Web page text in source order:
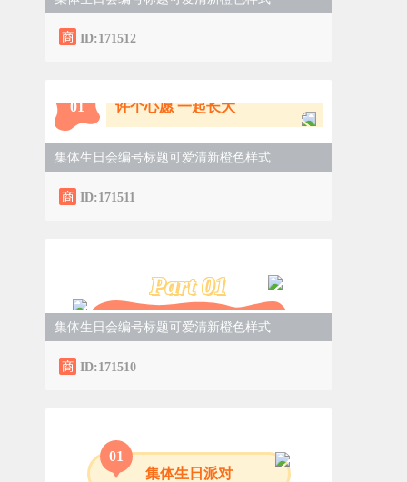
ID:171512
01 许个心愿 一起长大
集体生日会编号标题可爱清新橙色样式
ID:171511
Part 01
定格美好 共贺良辰
集体生日会编号标题可爱清新橙色样式
ID:171510
01
集体生日派对